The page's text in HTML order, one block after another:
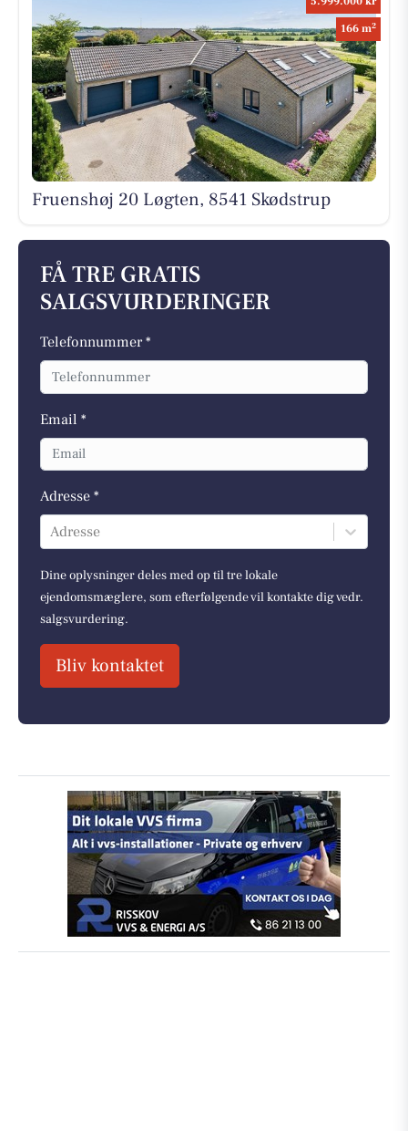
166 m2
Fruenshøj 20 Løgten, 8541 Skødstrup
FÅ TRE GRATIS
SALGSVURDERINGER
Telefonnummer *
Email *
Adresse *
Adresse
Dine oplysninger deles med op til tre lokale
ejendomsmæglere, som efterfølgende vil kontakte dig vedr.
salgsvurdering.
Bliv kontaktet